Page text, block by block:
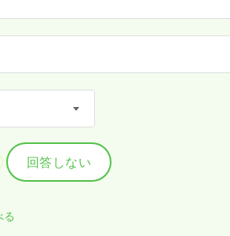
回答しない
る